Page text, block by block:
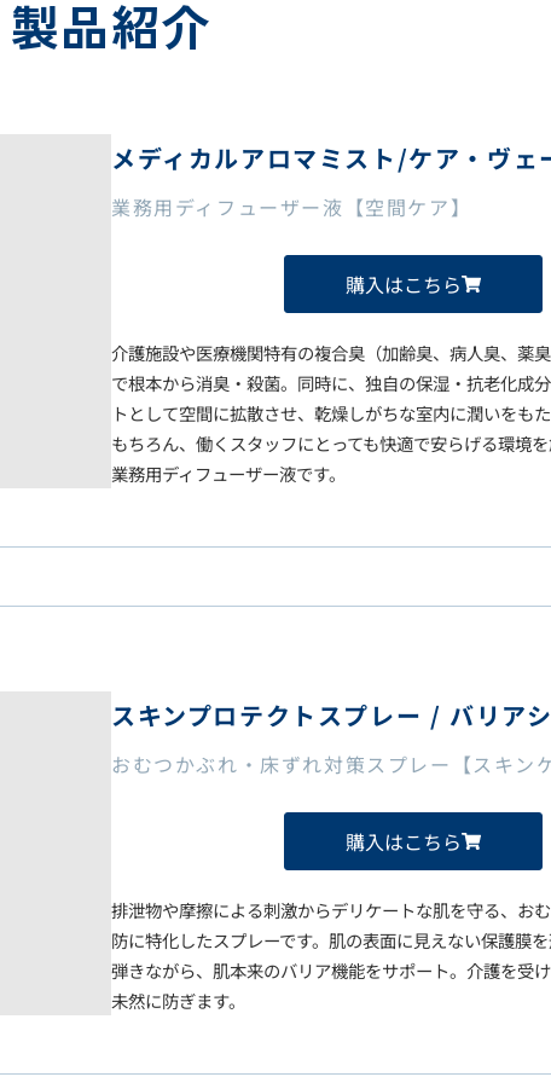
製品紹介
メディカルアロマミスト/ケア・ヴェ
業務用ディフューザー液【空間ケア】
購入はこちら
介護施設や医療機関特有の複合臭（加齢臭、病人臭、薬
で根本から消臭・殺菌。同時に、独自の保湿・抗老化成
トとして空間に拡散させ、乾燥しがちな室内に潤いをも
もちろん、働くスタッフにとっても快適で安らげる環境
業務用ディフューザー液です。
スキンプロテクトスプレー / バリア
おむつかぶれ・床ずれ対策スプレー【スキンケ
購入はこちら
排泄物や摩擦による刺激からデリケートな肌を守る、お
防に特化したスプレーです。肌の表面に見えない保護膜
弾きながら、肌本来のバリア機能をサポート。介護を受
未然に防ぎます。